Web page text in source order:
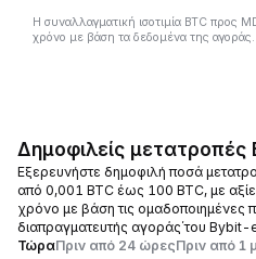
Η συναλλαγματική ισοτιμία BTC προς
χρόνο με βάση τα δεδομένα της αγοράς.
Δημοφιλείς μετατροπές
Εξερευνήστε δημοφιλή ποσά
από 0,001 BTC έως 100 BTC, με
χρόνο με βάση τις ομαδοποιημένες
διαπραγματευτής αγοράς΄του Bybit-
ΤώραΠριν από 24 ώρεςΠριν από 1